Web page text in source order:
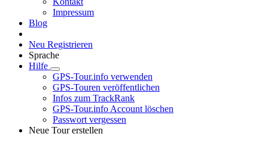
Impressum
Blog
Neu Registrieren
Sprache
Hilfe
GPS-Tour.info verwenden
GPS-Touren veröffentlichen
Infos zum TrackRank
GPS-Tour.info Account löschen
Passwort vergessen
Neue Tour erstellen